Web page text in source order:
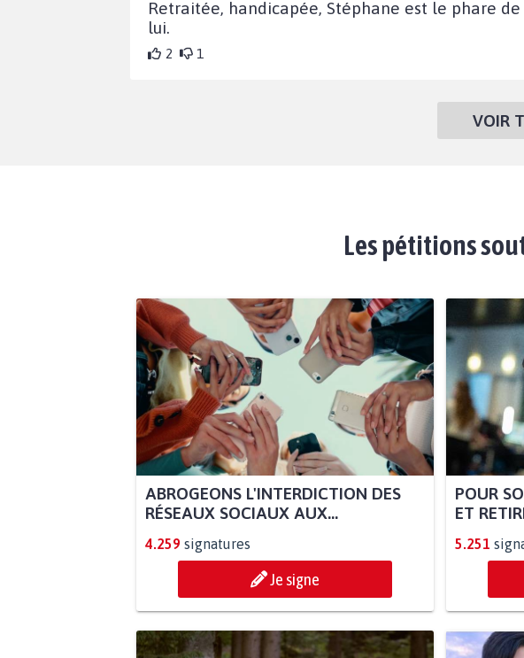
Retraitée, handicapée, Stéphane est le phare
lui.
2 1
VOIR
Les pétitions
ABROGEONS L'INTERDICTION DES
RÉSEAUX SOCIAUX AUX...
4.259 signatures
Je signe
POUR
ET
5.251